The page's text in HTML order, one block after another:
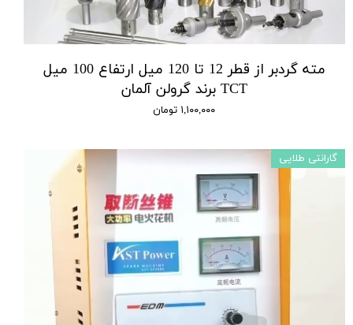
مته گردبر از قطر 12 تا 120 میل ارتفاع 100 میل
TCT برند گرولن آلمان
۱,۱۰۰,۰۰۰ تومان
گارانتی طلایی